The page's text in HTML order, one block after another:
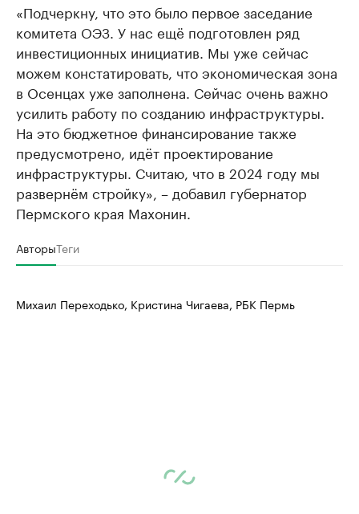
«Подчеркну, что это было первое заседание
комитета ОЭЗ. У нас ещё подготовлен ряд
инвестиционных инициатив. Мы уже сейчас
можем констатировать, что экономическая зона
в Осенцах уже заполнена. Сейчас очень важно
усилить работу по созданию инфраструктуры.
На это бюджетное финансирование также
предусмотрено, идёт проектирование
инфраструктуры. Считаю, что в 2024 году мы
развернём стройку», – добавил губернатор
Пермского края Махонин.
АвторыТеги
Михаил Переходько, Кристина Чигаева, РБК Пермь